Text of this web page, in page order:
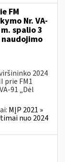
FM
Nr. VA-
spalio 3
naudojimo
2024
prie FM1
91 „Dėl
MĮP 2021 »
nuo 2024